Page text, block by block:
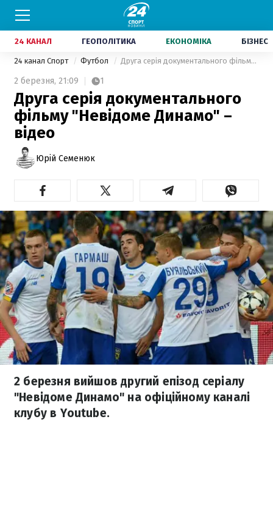
24 КАНАЛ ГЕОПОЛІТИКА ЕКОНОМІКА БІЗНЕС
24 канал Спорт Футбол Друга серія документального фільму "Невідоме Динамо" – відео
2 березня, 21:09 1
Друга серія документального
фільму "Невідоме Динамо" –
відео
Юрій Семенюк
2 березня вийшов другий епізод серіалу
"Невідоме Динамо" на офіційному каналі
клубу в Youtube.